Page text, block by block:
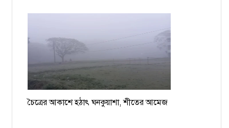
চৈত্রের আকাশে হঠাৎ ঘনকুয়াশা, শীতের আমেজ